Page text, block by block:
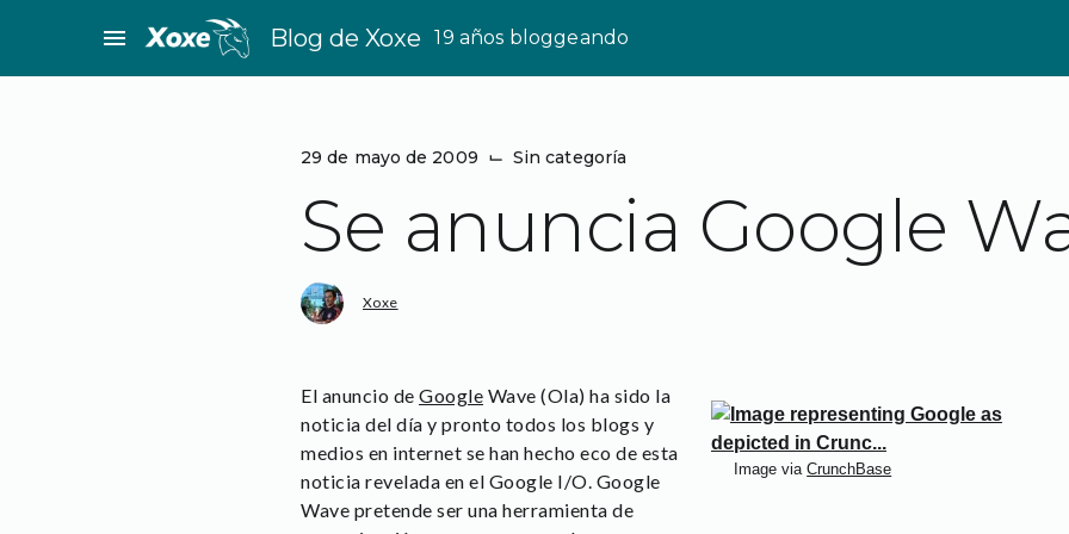
menu Blog de Xoxe 19 años bloggeando
29 de mayo de 2009 ⌙ Sin categoría
Se anuncia Google
Xoxe
Image viaCrunchBase
El anuncio de Google Wave (Ola) ha sido la
noticia del día y pronto todos los blogs y
medios en internet se han hecho eco de esta
noticia revelada en el Google I/O. Google
Wave pretende ser una herramienta de